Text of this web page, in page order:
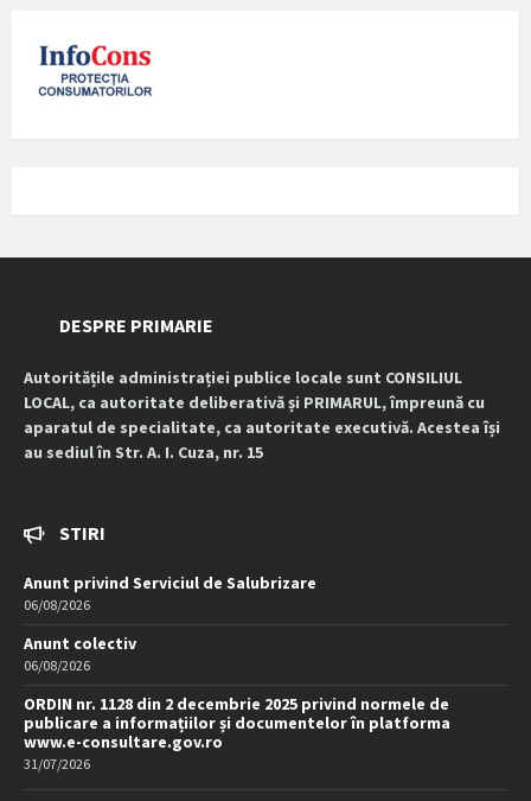
DESPRE PRIMARIE
Autoritățile administrației publice locale sunt CONSILIUL
LOCAL, ca autoritate deliberativă și PRIMARUL, împreună cu
aparatul de specialitate, ca autoritate executivă. Acestea își
au sediul în Str. A. I. Cuza, nr. 15
STIRI
Anunt privind Serviciul de Salubrizare
06/08/2026
Anunt colectiv
06/08/2026
ORDIN nr. 1128 din 2 decembrie 2025 privind normele de
publicare a informațiilor și documentelor în platforma
www.e-consultare.gov.ro
31/07/2026